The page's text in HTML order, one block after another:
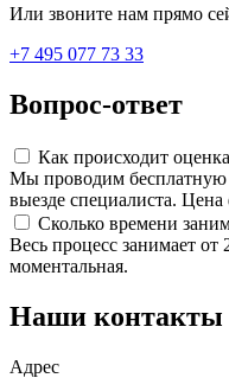
Или звоните нам прямо
+7 495 077 73 33
Вопрос-ответ
Как происходит
Мы проводим бесплатную
выезде специалиста. Цена
Сколько времени
Весь процесс занимает
моментальная.
Наши контакты
Адрес